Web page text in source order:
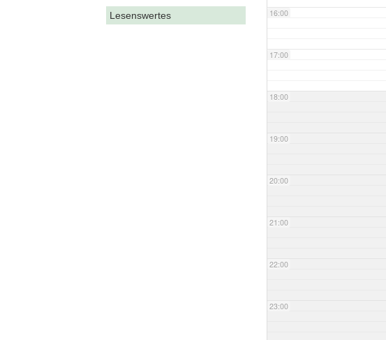
Lesenswertes 16:00
17:00
18:00
19:00
20:00
21:00
22:00
23:00